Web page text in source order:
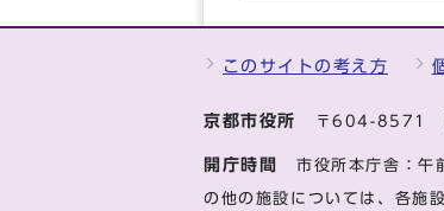
このサイトの考え方
京都市役所 〒604-8571
開庁時間 市役所本庁舎：
の他の施設については、各施